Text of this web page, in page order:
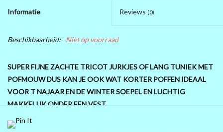
Informatie Reviews (0)
Beschikbaarheid: Niet op voorraad
SUPER FIJNE ZACHTE TRICOT JURKJES OF LANG TUNIEK MET
POFMOUW DUS KAN JE OOK WAT KORTER POFFEN IDEAAL
VOOR T NAJAAR EN DE WINTER SOEPEL EN LUCHTIG
MAKKELIJK ONDER EEN VEST